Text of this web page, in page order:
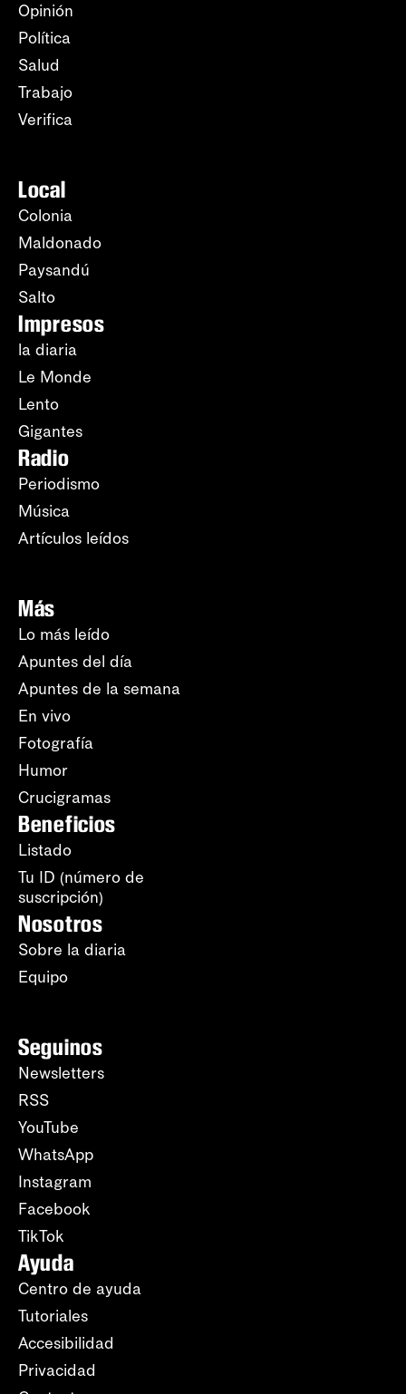
Opinión
Política
Salud
Trabajo
Verifica
Local
Colonia
Maldonado
Paysandú
Salto
Impresos
la diaria
Le Monde
Lento
Gigantes
Radio
Periodismo
Música
Artículos leídos
Más
Lo más leído
Apuntes del día
Apuntes de la semana
En vivo
Fotografía
Humor
Crucigramas
Beneficios
Listado
Tu ID (número de
suscripción)
Nosotros
Sobre la diaria
Equipo
Seguinos
Newsletters
RSS
YouTube
WhatsApp
Instagram
Facebook
TikTok
Ayuda
Centro de ayuda
Tutoriales
Accesibilidad
Privacidad